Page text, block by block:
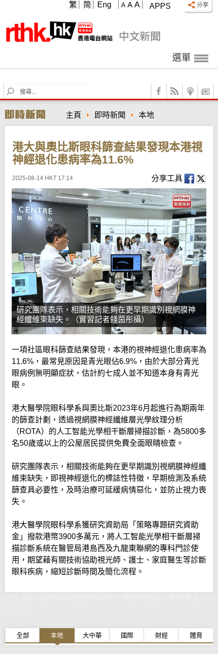
APPS
A A A
繁 简 Eng
選單
S
e
r
c
主頁 即時新聞 本地
港大與奧比斯眼科篩查結果發現本港視
神經退化患病率為11.6%
2025-08-14 HKT 17:14 分享工具
研究團隊表示，相關技術能夠在更早期識別視網膜神
經纖維束缺失。（實習記者錢茵彤攝）
一項社區眼科篩查結果發現，本港的視神經退化患病率為
11.6%，最常見原因是青光眼佔6.9%，由於大部分青光
眼病例無明顯症狀，估計約七成人並不知道本身有青光
眼。
港大醫學院眼科學系與奧比斯2023年6月起進行為期兩年
的篩查計劃，透過視網膜神經纖維層光學紋理分析
（ROTA）的人工智能光學相干斷層掃描診斷，為5800多
名50歲或以上的公屋居民提供免費全面眼睛檢查。
研究團隊表示，相關技術能夠在更早期識別視網膜神經纖
維束缺失，即視神經退化的標誌性特徵，早期檢測及系統
篩查具必要性，及時治療可延緩病情惡化，並防止視力喪
失。
港大醫學院眼科學系獲研究資助局「策略專題研究資助
金」撥款港幣3900多萬元，將人工智能光學相干斷層掃
描診斷系統在醫管局港島西及九龍東聯網的專科門診使
用，期望藉有關技術協助視光師、護士、家庭醫生等診斷
眼科疾病，縮短診斷時間及簡化流程。
全部 本地 大中華 國際 財經 體育